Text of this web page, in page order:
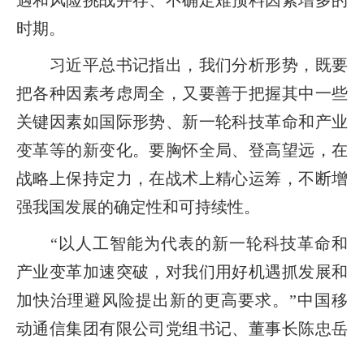
时期。
习近平总书记指出，我们分析形势，既要
把各种因素考虑周全，又要善于把握其中一些
关键因素如国际形势、新一轮科技革命和产业
变革等的新变化。要胸怀全局、登高望远，在
战略上保持定力，在战术上精心运筹，不断增
强我国发展的确定性和可持续性。
“以人工智能为代表的新一轮科技革命和
产业变革加速突破，对我们用好机遇抓发展和
加快治理避风险提出新的更高要求。”中国移
动通信集团有限公司党组书记、董事长陈忠岳